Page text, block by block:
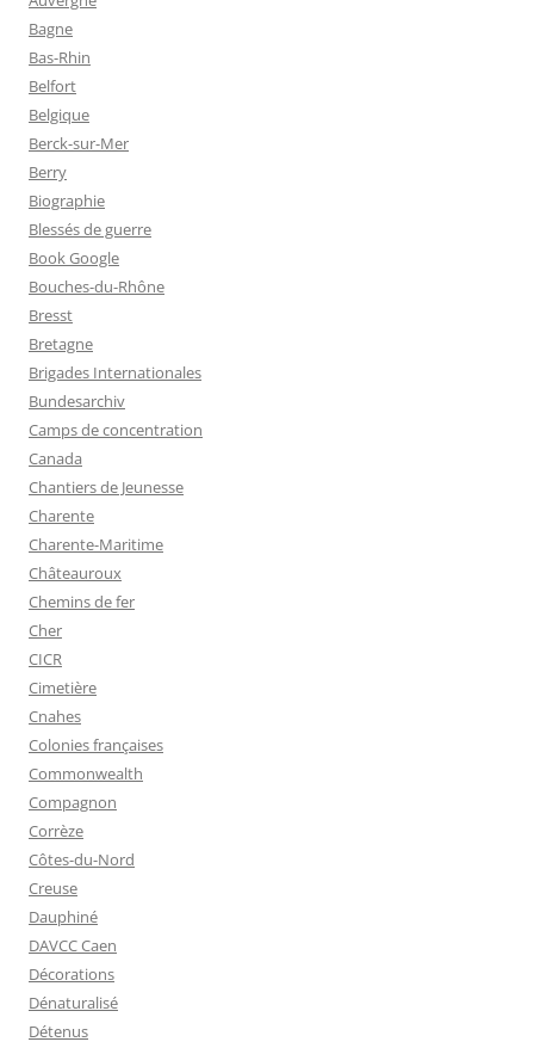
Bagne
Bas-Rhin
Belfort
Belgique
Berck-sur-Mer
Berry
Biographie
Blessés de guerre
Book Google
Bouches-du-Rhône
Bresst
Bretagne
Brigades Internationales
Bundesarchiv
Camps de concentration
Canada
Chantiers de Jeunesse
Charente
Charente-Maritime
Châteauroux
Chemins de fer
Cher
CICR
Cimetière
Cnahes
Colonies françaises
Commonwealth
Compagnon
Corrèze
Côtes-du-Nord
Creuse
Dauphiné
DAVCC Caen
Décorations
Dénaturalisé
Détenus